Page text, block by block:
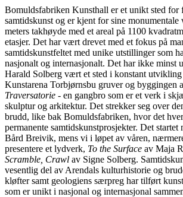
Bomuldsfabriken Kunsthall er et unikt sted for
samtidskunst og er kjent for sine
meters takhøyde med et areal på 1100
etasjer. Det har vært drevet med et fokus på
samtidskunstfeltet med unike utstillinger som
nasjonalt og internasjonalt. Det har ikke minst
Harald Solberg vært et sted i konstant
Kunstarena Torbjørnsbu gruver og byggingen
Traversatorie - en gangbro som er et verk i
skulptur og arkitektur. Det strekker seg over
brudd, like bak Bomuldsfabriken, hvor det
permanente samtidskunstprosjekter. Det startet
Bård Breivik, mens vi i løpet av våren,
presentere et lydverk, To the Surface av Maja
Scramble, Crawl av Signe Solberg.
vesentlig del av Arendals kulturhistorie og
kløfter samt geologiens særpreg har tilført
som er unikt i nasjonal og internasjonal